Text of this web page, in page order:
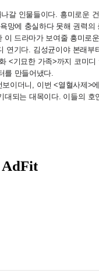
갈 인물들이다. 흥미로운
망에 충실하다 못해 권력
드라마가 보여줄 흥미로
기다. 김성균이야 본래
<기묘한 가족>까지 코미
를 만들어냈다.
이더니, 이번 <열혈사제>
되는 대목이다. 이들의